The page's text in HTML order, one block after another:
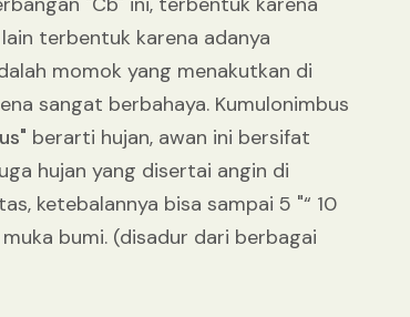
terbentuk karena adanya
momok yang menakutkan di
sangat berbahaya. Kumulonimbus
berarti hujan, awan ini bersifat
hujan yang disertai angin di
ketebalannya bisa sampai 5 "“ 10
bumi. (disadur dari berbagai